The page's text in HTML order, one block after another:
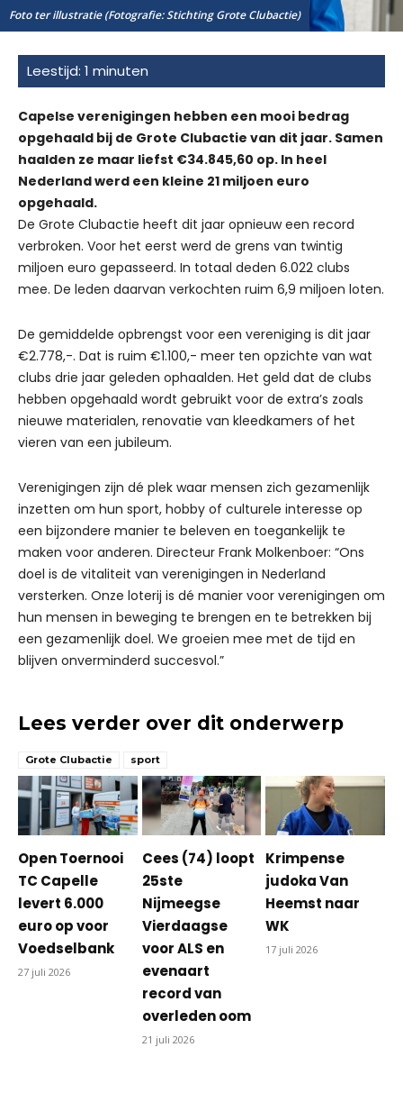
Foto ter illustratie (Fotografie: Stichting Grote Clubactie)
Capelse verenigingen hebben een mooi bedrag
opgehaald bij de Grote Clubactie van dit jaar. Samen
haalden ze maar liefst €34.845,60 op. In heel
Nederland werd een kleine 21 miljoen euro
opgehaald.
De Grote Clubactie heeft dit jaar opnieuw een record
verbroken. Voor het eerst werd de grens van twintig
miljoen euro gepasseerd. In totaal deden 6.022 clubs
mee. De leden daarvan verkochten ruim 6,9 miljoen loten.
De gemiddelde opbrengst voor een vereniging is dit jaar
€2.778,-. Dat is ruim €1.100,- meer ten opzichte van wat
clubs drie jaar geleden ophaalden. Het geld dat de clubs
hebben opgehaald wordt gebruikt voor de extra’s zoals
nieuwe materialen, renovatie van kleedkamers of het
vieren van een jubileum.
Verenigingen zijn dé plek waar mensen zich gezamenlijk
inzetten om hun sport, hobby of culturele interesse op
een bijzondere manier te beleven en toegankelijk te
maken voor anderen. Directeur Frank Molkenboer: “Ons
doel is de vitaliteit van verenigingen in Nederland
versterken. Onze loterij is dé manier voor verenigingen om
hun mensen in beweging te brengen en te betrekken bij
een gezamenlijk doel. We groeien mee met de tijd en
blijven onverminderd succesvol.”
Lees verder over dit onderwerp
Grote Clubactie sport
Open Toernooi
TC Capelle
levert 6.000
euro op voor
Voedselbank
27 juli 2026
Cees (74) loopt
25ste
Nijmeegse
Vierdaagse
voor ALS en
evenaart
record van
overleden oom
21 juli 2026
Krimpense
judoka Van
Heemst naar
WK
17 juli 2026